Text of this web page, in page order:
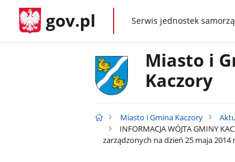
gov.pl gov.plSerwis jednostek
Miasto i
Kaczory
Miasto i Gmina Kaczory
INFORMACJA WÓJTA GMINY
zarządzonych na dzień 25 maja 2014